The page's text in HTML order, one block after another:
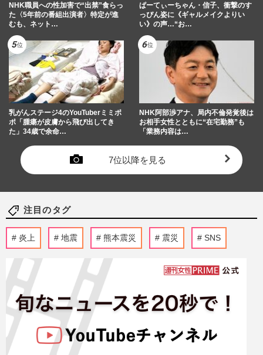
NHK職員への性加害で“出禁”食らっ
た〈5年前の番組出演者〉特定が進
むも、ネット…
ぱーてぃーちゃん・信子、衝撃のす
っぴん姿に《ギャルメイクよりい
い》の声…“お…
乳がんステージ4のYouTuberミミポ
ポ「腫瘍が皮膚から飛び出してき
た」34歳で余命…
NHK阿部渉アナ、局内不倫発覚後は
お相手女性とともに“在宅勤務”も
「業務内容は…
7位以降を見る
注目のタグ
炎上 地震 熊本震災 震災 SNS